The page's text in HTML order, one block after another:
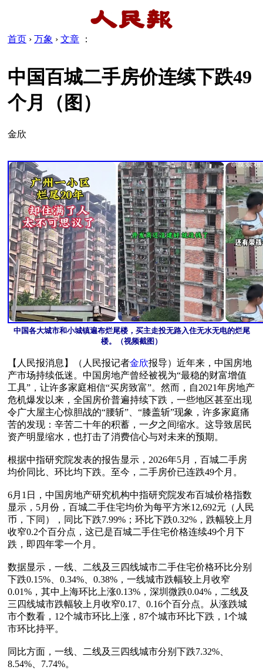
首页 › 万象 › 文章 ：
中国百城二手房价连续下跌49
个月（图）
金欣
中国各大城市和小城镇遍布烂尾楼，买主走投无路入住无水无电的烂尾
楼。（视频截图）
【人民报消息】（人民报记者金欣报导）近年来，中国房地
产市场持续低迷。中国房地产曾经被视为“最稳的财富增值
工具”，让许多家庭相信“买房致富”。然而，自2021年房地产
危机爆发以来，全国房价普遍持续下跌，一些地区甚至出现
令广大屋主心惊胆战的“腰斩”、“膝盖斩”现象，许多家庭痛
苦的发现：辛苦二十年的积蓄，一夕之间缩水。这导致居民
资产明显缩水，也打击了消费信心与对未来的预期。
根据中指研究院发表的报告显示，2026年5月，百城二手房
均价同比、环比均下跌。至今，二手房价已连跌49个月。
6月1日，中国房地产研究机构中指研究院发布百城价格指数
显示，5月份，百城二手住宅均价为每平方米12,692元（人民
币，下同），同比下跌7.99%；环比下跌0.32%，跌幅较上月
收窄0.2个百分点，这已是百城二手住宅价格连续49个月下
跌，即四年零一个月。
数据显示，一线、二线及三四线城市二手住宅价格环比分别
下跌0.15%、0.34%、0.38%，一线城市跌幅较上月收窄
0.01%，其中上海环比上涨0.13%，深圳微跌0.04%，二线及
三四线城市跌幅较上月收窄0.17、0.16个百分点。从涨跌城
市个数看，12个城市环比上涨，87个城市环比下跌，1个城
市环比持平。
同比方面，一线、二线及三四线城市分别下跌7.32%、
8.54%、7.74%。